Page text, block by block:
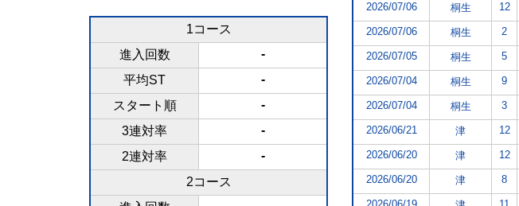
1コース
進入回数
-
平均ST
-
スタート順
-
3連対率
-
2連対率
-
2コース
2026/07/06 桐生 12
2026/07/06 桐生 2
2026/07/05 桐生 5
2026/07/04 桐生 9
2026/07/04 桐生 3
2026/06/21 津 12
2026/06/20 津 12
2026/06/20 津 8